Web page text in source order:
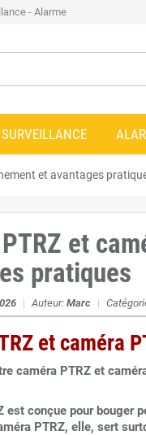
- Alarme
et avantages
et
pratiques
| Auteur: Marc |
et caméra
caméra PTRZ et
est conçue pour bouger
PTRZ, elle, sert